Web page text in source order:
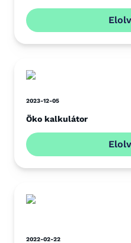
2023-12-05
Öko kalkulátor
2022-02-22